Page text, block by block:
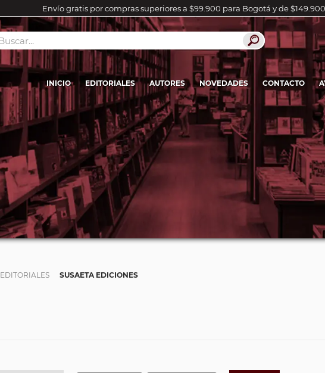
Envío gratis por compras superiores a $99.900 para Bogotá y de
INICIO EDITORIALES AUTORES NOVEDADES CONTACTO
EDITORIALES SUSAETA EDICIONES